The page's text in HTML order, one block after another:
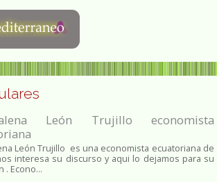
León Trujillo economista
León Trujillo es una economista ecuatoriana de
interesa su discurso y aqui lo dejamos para su
. Econo...